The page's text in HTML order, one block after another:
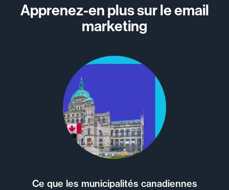
Apprenez-en plus sur le email
marketing
Ce que les municipalités canadiennes